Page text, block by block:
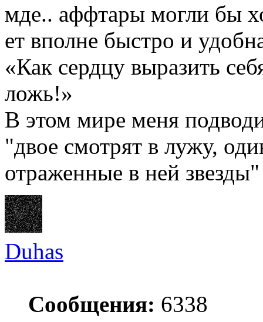
мде.. аффтары могли бы
ет вполне быстро и
«Как сердцу выразить
ложь!»
В этом мире меня
"двое смотрят в лужу,
отраженные в ней звезды"
Duhas
Сообщения: 6338